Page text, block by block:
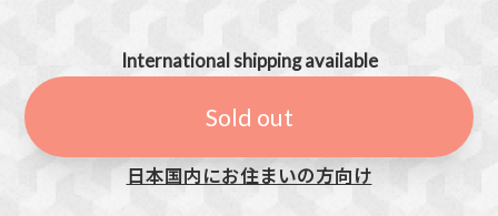
International shipping available
Sold out
日本国内にお住まいの方向け